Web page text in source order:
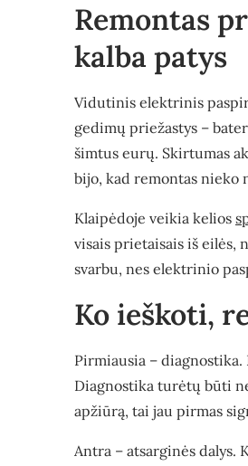
Remontas
kalba patys
Vidutinis elektrinis
gedimų priežastys –
šimtus eurų. Skirtumas
bijo, kad remontas nieko
Klaipėdoje veikia kelios
visais prietaisais iš eilės,
svarbu, nes elektrinio
Ko ieškoti,
Pirmiausia –
Diagnostika turėtų būti
apžiūrą, tai jau pirmas
Antra – atsarginės dalys.